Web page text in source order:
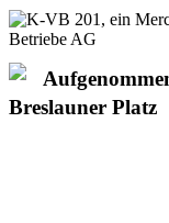
Breslauner Platz